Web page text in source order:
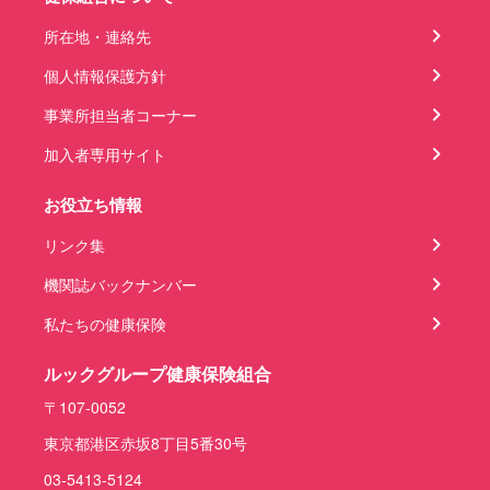
所在地・連絡先
個人情報保護方針
事業所担当者コーナー
加入者専用サイト
お役立ち情報
リンク集
機関誌バックナンバー
私たちの健康保険
ルックグループ健康保険組合
〒107-0052
東京都港区赤坂8丁目5番30号
03-5413-5124